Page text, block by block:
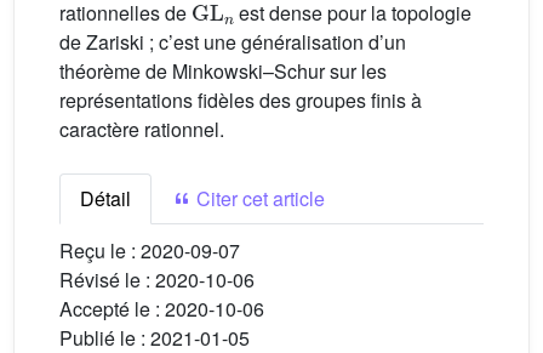
rationnelles de
est dense pour la topologie
de Zariski ; c’est une généralisation d’un
théorème de Minkowski–Schur sur les
représentations fidèles des groupes finis à
caractère rationnel.
Détail
Citer cet article
Reçu le : 2020-09-07
Révisé le : 2020-10-06
Accepté le : 2020-10-06
Publié le : 2021-01-05